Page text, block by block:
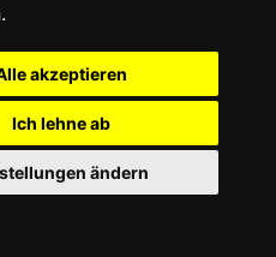
akzeptieren
Ich lehne ab
ändern